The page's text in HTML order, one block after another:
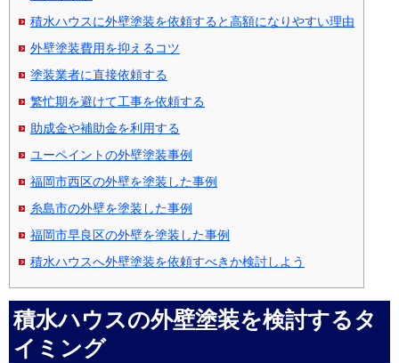
積水ハウスに外壁塗装を依頼すると高額になりやすい理由
外壁塗装費用を抑えるコツ
塗装業者に直接依頼する
繁忙期を避けて工事を依頼する
助成金や補助金を利用する
ユーペイントの外壁塗装事例
福岡市西区の外壁を塗装した事例
糸島市の外壁を塗装した事例
福岡市早良区の外壁を塗装した事例
積水ハウスへ外壁塗装を依頼すべきか検討しよう
積水ハウスの外壁塗装を検討するタ
イミング